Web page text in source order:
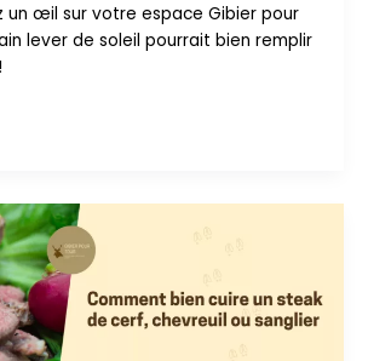
un œil sur votre espace Gibier pour
lever de soleil pourrait bien remplir